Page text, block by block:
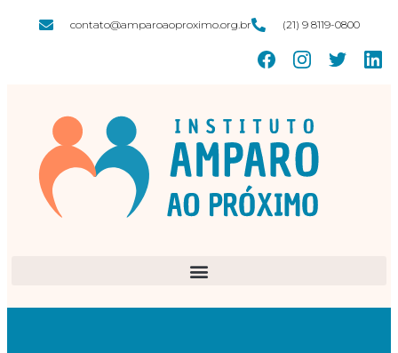
contato@amparoaoproximo.org.br (21) 9 8119-0800